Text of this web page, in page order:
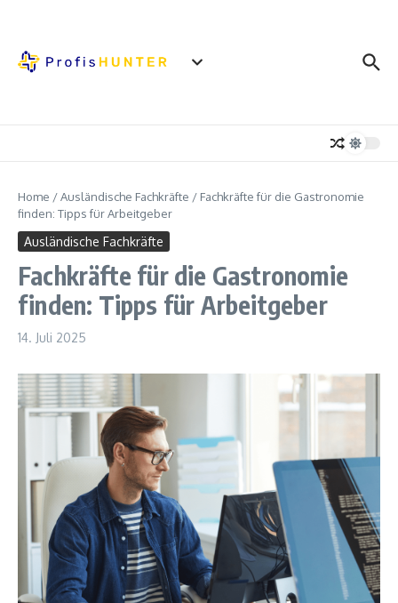
Home /Ausländische Fachkräfte / Fachkräfte für die Gastronomie
finden: Tipps für Arbeitgeber
Ausländische Fachkräfte
Fachkräfte für die Gastronomie
finden: Tipps für Arbeitgeber
14. Juli 2025